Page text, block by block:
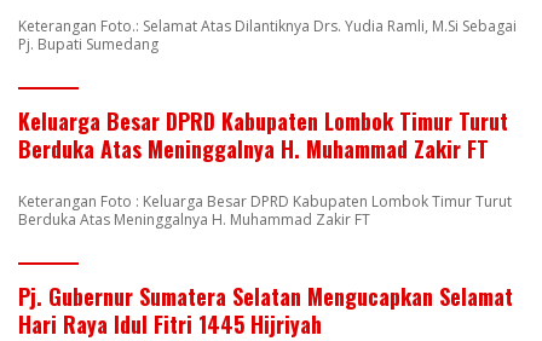
Keterangan Foto.: Selamat Atas Dilantiknya Drs. Yudia Ramli, M.Si Sebagai
Pj. Bupati Sumedang
Keluarga Besar DPRD Kabupaten Lombok Timur Turut
Berduka Atas Meninggalnya H. Muhammad Zakir FT
Keterangan Foto : Keluarga Besar DPRD Kabupaten Lombok Timur Turut
Berduka Atas Meninggalnya H. Muhammad Zakir FT
Pj. Gubernur Sumatera Selatan Mengucapkan Selamat
Hari Raya Idul Fitri 1445 Hijriyah